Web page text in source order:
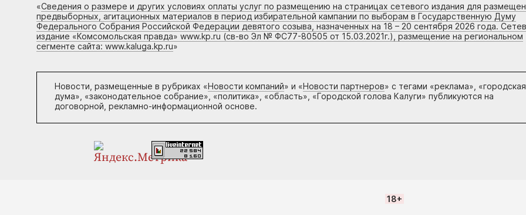
«Сведения о размере и других условиях оплаты услуг по размещению на страницах сетевого издания для
предвыборных, агитационных материалов в период избирательной кампании по выборам в Государственную Думу
Федерального Собрания Российской Федерации девятого созыва, назначенных на 18 – 20 сентября 2026 года.
издание «Комсомольская правда» www.kp.ru (св-во Эл № ФС77-80505 от 15.03.2021г.), размещение на региональном
сегменте сайта: www.kaluga.kp.ru»
Новости, размещенные в рубриках «Новости компаний» и «Новости партнеров» с тегами «реклама», «городская
дума», «законодательное собрание», «политика», «область», «Городской голова Калуги» публикуются на
договорной, рекламно-информационной основе.
18+